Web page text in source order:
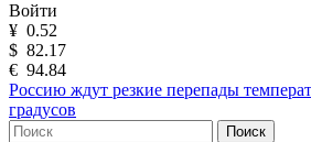
Войти
¥ 0.52
$ 82.17
€ 94.84
Россию ждут резкие перепады
градусов
Поиск